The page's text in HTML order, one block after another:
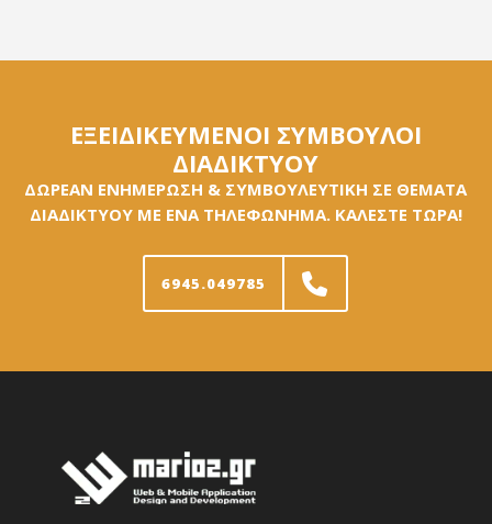
ΕΞΕΙΔΙΚΕΥΜΕΝΟΙ ΣΥΜΒΟΥΛΟΙ
ΔΙΑΔΙΚΤΥΟΥ
ΔΩΡΕΑΝ ΕΝΗΜΕΡΩΣΗ & ΣΥΜΒΟΥΛΕΥΤΙΚΗ ΣΕ ΘΕΜΑΤΑ
ΔΙΑΔΙΚΤΥΟΥ ΜΕ ΕΝΑ ΤΗΛΕΦΩΝΗΜΑ. ΚΑΛΕΣΤΕ ΤΩΡΑ!
6945.049785